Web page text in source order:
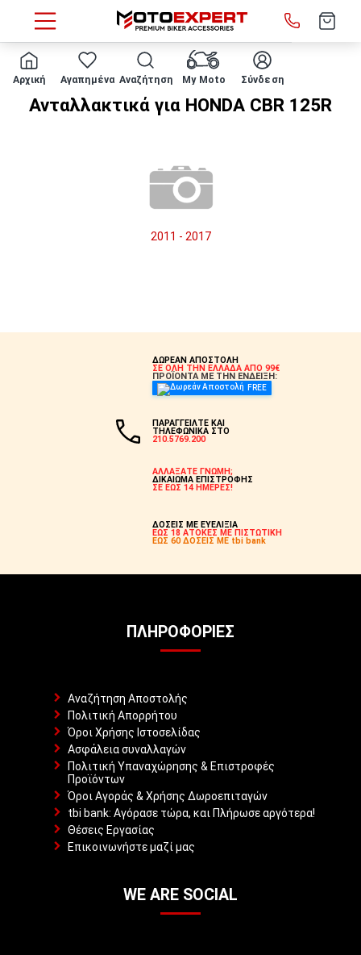
Αρχική Αγαπημένα Αναζήτηση My Moto Σύνδεση
HOME Μάρκα/μοντέλο HONDA CBR 125R
Ανταλλακτικά για HONDA CBR 125R
2011 - 2017
ΔΩΡΕΑΝ ΑΠΟΣΤΟΛΗ
ΣΕ ΟΛΗ ΤΗΝ ΕΛΛΑΔΑ ΑΠΟ 99€
ΠΡΟΪΟΝΤΑ ΜΕ ΤΗΝ ΕΝΔΕΙΞΗ:
FREE
ΠΑΡΑΓΓΕΙΛΤΕ ΚΑΙ
ΤΗΛΕΦΩΝΙΚΑ ΣΤΟ
210.5769.200
ΑΛΛΑΞΑΤΕ ΓΝΩΜΗ;
ΔΙΚΑΙΩΜΑ ΕΠΙΣΤΡΟΦΗΣ
ΣΕ ΕΩΣ 14 ΗΜΕΡΕΣ!
ΔΟΣΕΙΣ ΜΕ ΕΥΕΛΙΞΙΑ
ΕΩΣ 18 ΑΤΟΚΕΣ ΜΕ ΠΙΣΤΩΤΙΚΗ
ΕΩΣ 60 ΔΟΣΕΙΣ ΜΕ tbi bank
ΠΛΗΡΟΦΟΡΊΕΣ
Αναζήτηση Αποστολής
Πολιτική Απορρήτου
Όροι Χρήσης Ιστοσελίδας
Ασφάλεια συναλλαγών
Πολιτική Υπαναχώρησης & Επιστροφές
Προϊόντων
Όροι Αγοράς & Χρήσης Δωροεπιταγών
tbi bank: Αγόρασε τώρα, και Πλήρωσε αργότερα!
Θέσεις Εργασίας
Επικοινωνήστε μαζί μας
WE ARE SOCIAL